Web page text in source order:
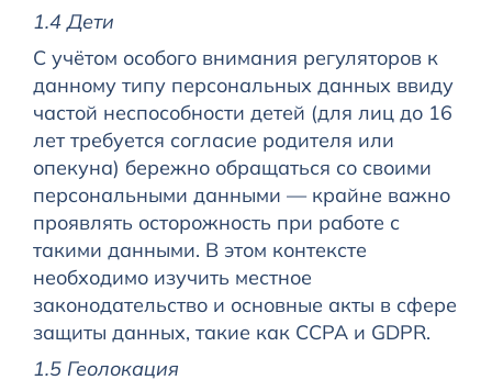
1.4 Дети
С учётом особого внимания регуляторов к
данному типу персональных данных ввиду
частой неспособности детей (для лиц до 16
лет требуется согласие родителя или
опекуна) бережно обращаться со своими
персональными данными — крайне важно
проявлять осторожность при работе с
такими данными. В этом контексте
необходимо изучить местное
законодательство и основные акты в сфере
защиты данных, такие как CCPA и GDPR.
1.5 Геолокация